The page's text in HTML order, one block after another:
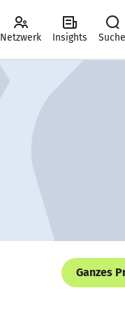
Netzwerk Insights Suche
Ganzes